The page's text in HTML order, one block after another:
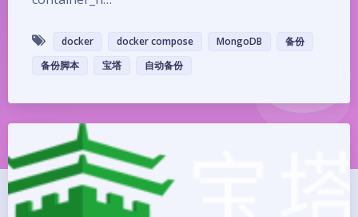
docker docker compose MongoDB
备份
备份脚本
宝塔 自动备份